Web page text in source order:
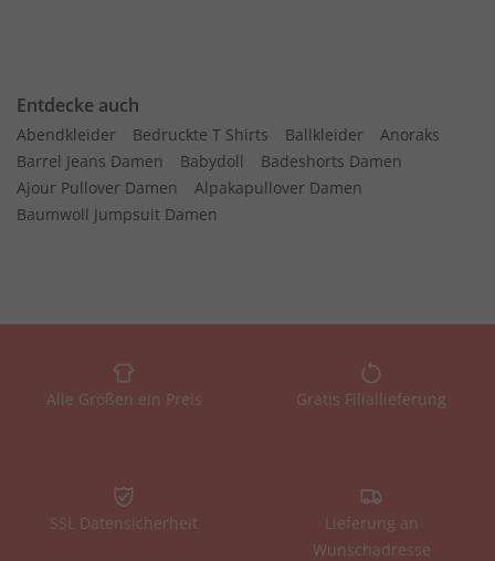
Entdecke auch
Abendkleider Bedruckte T Shirts Ballkleider
Anoraks
Barrel Jeans Damen
Babydoll
Badeshorts Damen
Ajour Pullover Damen
Alpakapullover Damen
Baumwoll Jumpsuit Damen
Alle Größen ein Preis Gratis Filiallieferung
SSL Datensicherheit
Lieferung an
Wunschadresse